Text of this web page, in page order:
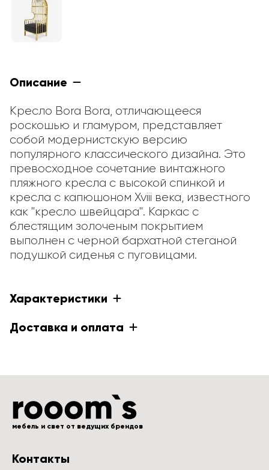
Описание
Кресло Bora Bora, отличающееся
роскошью и гламуром, представляет
собой модернистскую версию
популярного классического дизайна. Это
превосходное сочетание винтажного
пляжного кресла с высокой спинкой и
кресла с капюшоном Xviii века, известного
как "кресло швейцара". Каркас с
блестящим золоченым покрытием
выполнен с черной бархатной стеганой
подушкой сиденья с пуговицами.
Характеристики
Доставка и оплата
мебель и свет от ведущих брендов
Контакты